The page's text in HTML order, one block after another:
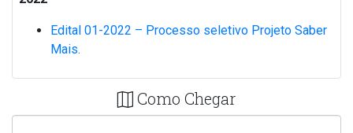
Edital 01-2022 – Processo seletivo Projeto Saber
Mais.
Como Chegar